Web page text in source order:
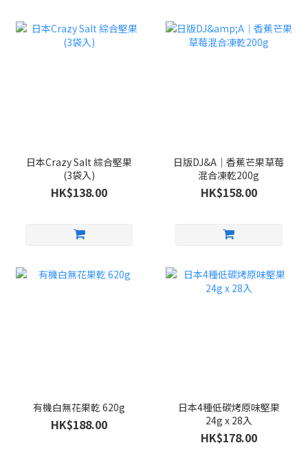
日本Crazy Salt 綜合堅果
(3袋入)
HK$138.00
日版DJ&A｜香蕉芒果草莓
混合凍乾200g
HK$158.00
有機白無花果乾 620g
HK$188.00
日本4種低碳烤原味堅果
24g x 28入
HK$178.00